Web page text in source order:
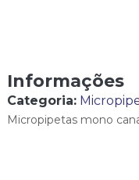
Informações
Categoria:
Micropipetas mono